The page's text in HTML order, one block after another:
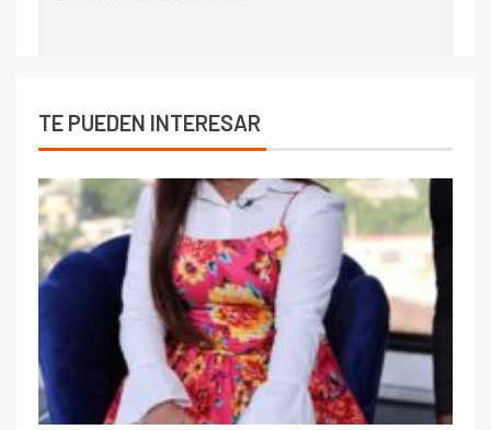
TE PUEDEN INTERESAR